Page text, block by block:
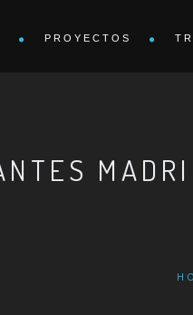
PROYECTOS